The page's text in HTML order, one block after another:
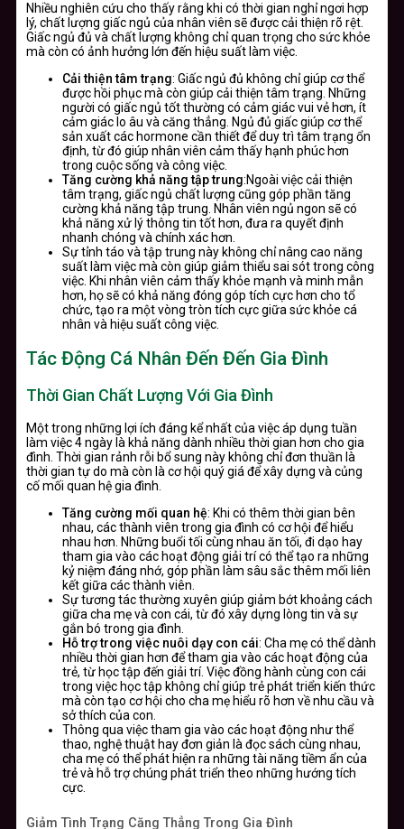
Nhiều nghiên cứu cho thấy rằng khi có thời gian nghỉ ngơi hợp
lý, chất lượng giấc ngủ của nhân viên sẽ được cải thiện rõ rệt.
Giấc ngủ đủ và chất lượng không chỉ quan trọng cho sức khỏe
mà còn có ảnh hưởng lớn đến hiệu suất làm việc.
Cải thiện tâm trạng: Giấc ngủ đủ không chỉ giúp cơ thể
được hồi phục mà còn giúp cải thiện tâm trạng. Những
người có giấc ngủ tốt thường có cảm giác vui vẻ hơn, ít
cảm giác lo âu và căng thẳng. Ngủ đủ giấc giúp cơ thể
sản xuất các hormone cần thiết để duy trì tâm trạng ổn
định, từ đó giúp nhân viên cảm thấy hạnh phúc hơn
trong cuộc sống và công việc.
Tăng cường khả năng tập trung:Ngoài việc cải thiện
tâm trạng, giấc ngủ chất lượng cũng góp phần tăng
cường khả năng tập trung. Nhân viên ngủ ngon sẽ có
khả năng xử lý thông tin tốt hơn, đưa ra quyết định
nhanh chóng và chính xác hơn.
Sự tỉnh táo và tập trung này không chỉ nâng cao năng
suất làm việc mà còn giúp giảm thiểu sai sót trong công
việc. Khi nhân viên cảm thấy khỏe mạnh và minh mẫn
hơn, họ sẽ có khả năng đóng góp tích cực hơn cho tổ
chức, tạo ra một vòng tròn tích cực giữa sức khỏe cá
nhân và hiệu suất công việc.
Tác Động Cá Nhân Đến Đến Gia Đình
Thời Gian Chất Lượng Với Gia Đình
Một trong những lợi ích đáng kể nhất của việc áp dụng tuần
làm việc 4 ngày là khả năng dành nhiều thời gian hơn cho gia
đình. Thời gian rảnh rỗi bổ sung này không chỉ đơn thuần là
thời gian tự do mà còn là cơ hội quý giá để xây dựng và củng
cố mối quan hệ gia đình.
Tăng cường mối quan hệ: Khi có thêm thời gian bên
nhau, các thành viên trong gia đình có cơ hội để hiểu
nhau hơn. Những buổi tối cùng nhau ăn tối, đi dạo hay
tham gia vào các hoạt động giải trí có thể tạo ra những
kỷ niệm đáng nhớ, góp phần làm sâu sắc thêm mối liên
kết giữa các thành viên.
Sự tương tác thường xuyên giúp giảm bớt khoảng cách
giữa cha mẹ và con cái, từ đó xây dựng lòng tin và sự
gắn bó trong gia đình.
Hỗ trợ trong việc nuôi dạy con cái: Cha mẹ có thể dành
nhiều thời gian hơn để tham gia vào các hoạt động của
trẻ, từ học tập đến giải trí. Việc đồng hành cùng con cái
trong việc học tập không chỉ giúp trẻ phát triển kiến thức
mà còn tạo cơ hội cho cha mẹ hiểu rõ hơn về nhu cầu và
sở thích của con.
Thông qua việc tham gia vào các hoạt động như thể
thao, nghệ thuật hay đơn giản là đọc sách cùng nhau,
cha mẹ có thể phát hiện ra những tài năng tiềm ẩn của
trẻ và hỗ trợ chúng phát triển theo những hướng tích
cực.
Giảm Tình Trạng Căng Thẳng Trong Gia Đình